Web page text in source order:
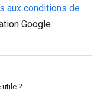
aux conditions de
Google
utile ?